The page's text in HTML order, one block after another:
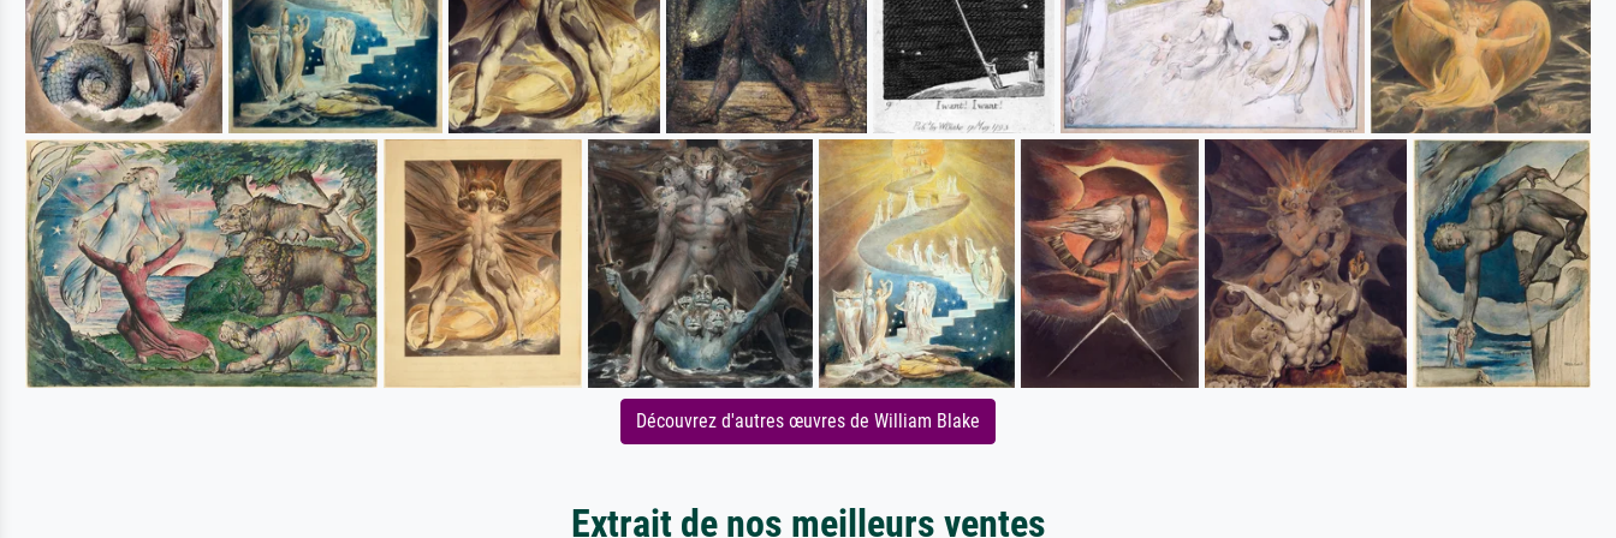
Découvrez d'autres œuvres de William Blake
Extrait de nos meilleurs ventes